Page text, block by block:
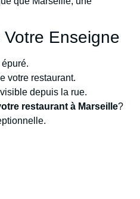
Votre Enseigne
votre restaurant.
depuis la rue.
restaurant à Marseille?